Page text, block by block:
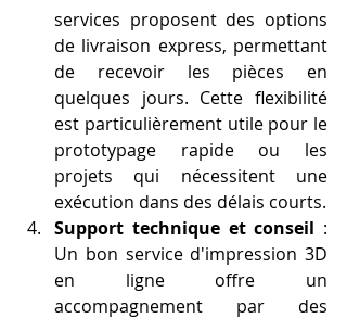
services proposent des options
de livraison express, permettant
de recevoir les pièces en
quelques jours. Cette flexibilité
est particulièrement utile pour le
prototypage rapide ou les
projets qui nécessitent une
exécution dans des délais courts.
Support technique et conseil :
Un bon service d'impression 3D
en ligne offre un
accompagnement par des